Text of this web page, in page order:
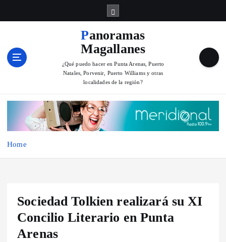
Panoramas
Magallanes
¿Qué puedo hacer en Punta Arenas, Puerto
Natales, Porvenir, Puerto Williams y otras
localidades de la región?
Home
Sociedad Tolkien realizará su XI
Concilio Literario en Punta
Arenas